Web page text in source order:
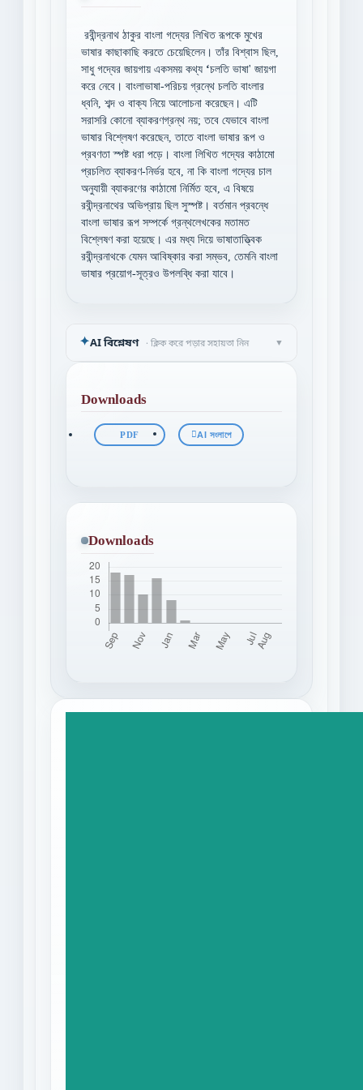
রবীন্দ্রনাথ ঠাকুর বাংলা গদ্যের লিখিত রূপকে মুখের
ভাষার কাছাকাছি করতে চেয়েছিলেন। তাঁর বিশ্বাস ছিল,
সাধু গদ্যের জায়গায় একসময় কথ্য ‘চলতি ভাষা' জায়গা
করে নেবে। বাংলাভাষা-পরিচয় গ্রন্থে চলতি বাংলার
ধ্বনি, শব্দ ও বাক্য নিয়ে আলোচনা করেছেন। এটি
সরাসরি কোনো ব্যাকরণগ্রন্থ নয়; তবে যেভাবে বাংলা
ভাষার বিশ্লেষণ করেছেন, তাতে বাংলা ভাষার রূপ ও
প্রবণতা স্পষ্ট ধরা পড়ে। বাংলা লিখিত গদ্যের কাঠামো
প্রচলিত ব্যাকরণ-নির্ভর হবে, না কি বাংলা গদ্যের চাল
অনুযায়ী ব্যাকরণের কাঠামো নির্মিত হবে, এ বিষয়ে
রবীন্দ্রনাথের অভিপ্রায় ছিল সুস্পষ্ট। বর্তমান প্রবন্ধে
বাংলা ভাষার রূপ সম্পর্কে গ্রন্থলেখকের মতামত
বিশ্লেষণ করা হয়েছে। এর মধ্য দিয়ে ভাষাতাত্ত্বিক
রবীন্দ্রনাথকে যেমন আবিষ্কার করা সম্ভব, তেমনি বাংলা
ভাষার প্রয়োগ-সূত্রও উপলব্ধি করা যাবে।
✦AI বিশ্লেষণ · ক্লিক করে পড়ার সহায়তা নিন ▼
Downloads
PDF AI সংলাপে
Downloads